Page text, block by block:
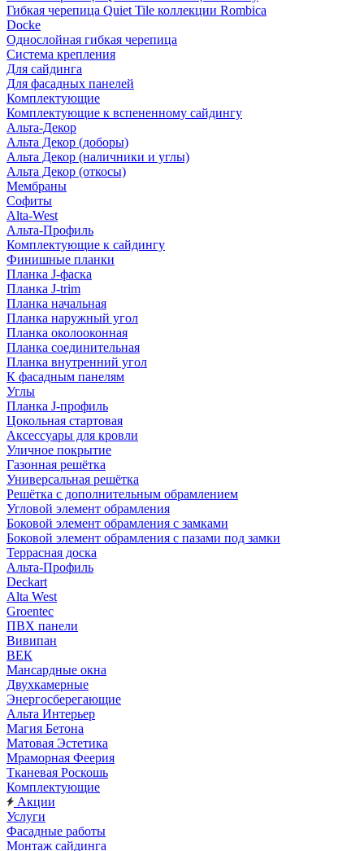
Гибкая черепица Quiet Tile коллекции Rombica
Docke
Однослойная гибкая черепица
Система крепления
Для сайдинга
Для фасадных панелей
Комплектующие
Комплектующие к вспененному сайдингу
Альта-Декор
Альта Декор (доборы)
Альта Декор (наличники и углы)
Альта Декор (откосы)
Мембраны
Софиты
Alta-West
Альта-Профиль
Комплектующие к сайдингу
Финишные планки
Планка J-фаска
Планка J-trim
Планка начальная
Планка наружный угол
Планка околооконная
Планка соединительная
Планка внутренний угол
К фасадным панелям
Углы
Планка J-профиль
Цокольная стартовая
Аксессуары для кровли
Уличное покрытие
Газонная решётка
Универсальная решётка
Решётка с дополнительным обрамлением
Угловой элемент обрамления
Боковой элемент обрамления с замками
Боковой элемент обрамления с пазами под замки
Террасная доска
Альта-Профиль
Deckart
Alta West
Groentec
ПВХ панели
Вивипан
ВЕК
Мансардные окна
Двухкамерные
Энергосберегающие
Альта Интерьер
Магия Бетона
Матовая Эстетика
Мраморная Феерия
Тканевая Роскошь
Комплектующие
Акции
Услуги
Фасадные работы
Монтаж сайдинга